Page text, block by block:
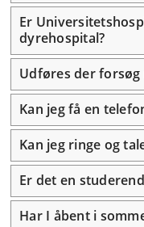
Er
dyrehospital?
Udføres der
Kan jeg få en
Kan jeg ringe og
Er det en
Har I åbent i